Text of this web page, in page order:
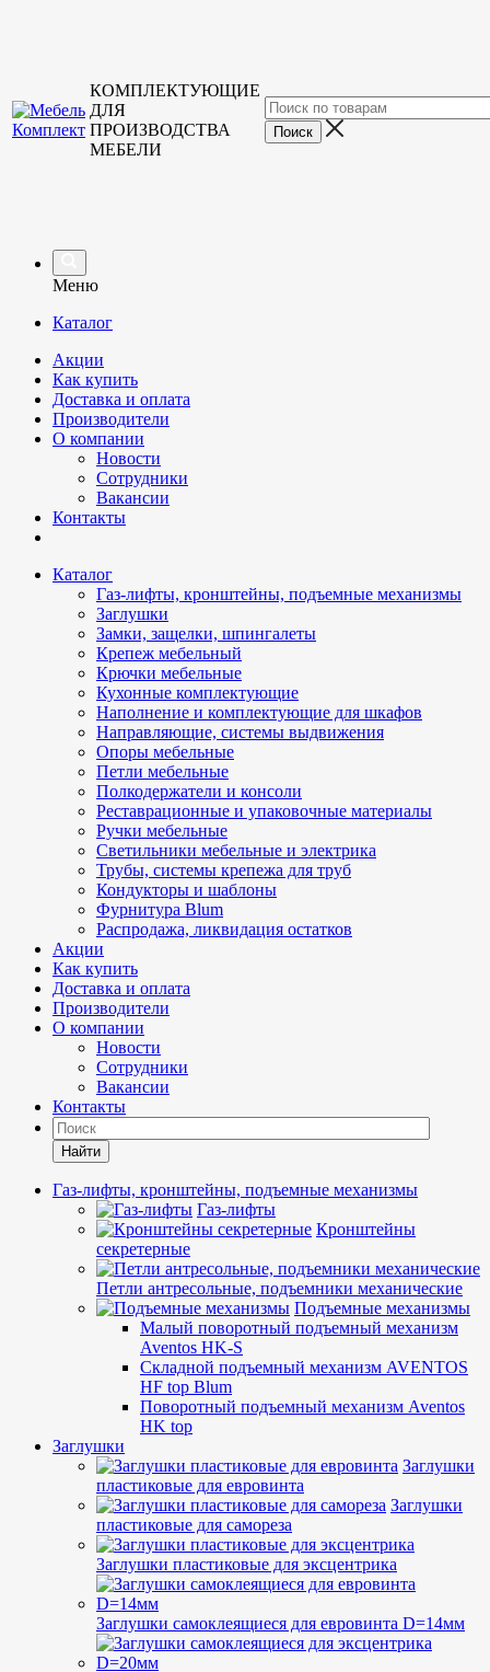
КОМПЛЕКТУЮЩИЕ
ДЛЯ
ПРОИЗВОДСТВА
МЕБЕЛИ
Меню
Каталог
Акции
Как купить
Доставка и оплата
Производители
О компании
Новости
Сотрудники
Вакансии
Контакты
Каталог
Газ-лифты, кронштейны, подъемные механизмы
Заглушки
Замки, защелки, шпингалеты
Крепеж мебельный
Крючки мебельные
Кухонные комплектующие
Наполнение и комплектующие для шкафов
Направляющие, системы выдвижения
Опоры мебельные
Петли мебельные
Полкодержатели и консоли
Реставрационные и упаковочные материалы
Ручки мебельные
Светильники мебельные и электрика
Трубы, системы крепежа для труб
Кондукторы и шаблоны
Фурнитура Blum
Распродажа, ликвидация остатков
Акции
Как купить
Доставка и оплата
Производители
О компании
Новости
Сотрудники
Вакансии
Контакты
Найти
Газ-лифты, кронштейны, подъемные механизмы
Газ-лифты
Кронштейны
секретерные
Петли антресольные, подъемники механические
Подъемные механизмы
Малый поворотный подъемный механизм
Aventos HK-S
Складной подъемный механизм AVENTOS
HF top Blum
Поворотный подъемный механизм Aventos
HK top
Заглушки
Заглушки
пластиковые для евровинта
Заглушки
пластиковые для самореза
Заглушки пластиковые для эксцентрика
Заглушки самоклеящиеся для евровинта D=14мм